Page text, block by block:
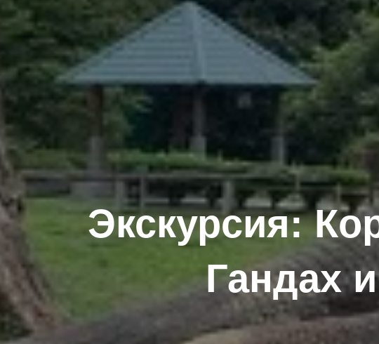
Экскурсия:
Гандах